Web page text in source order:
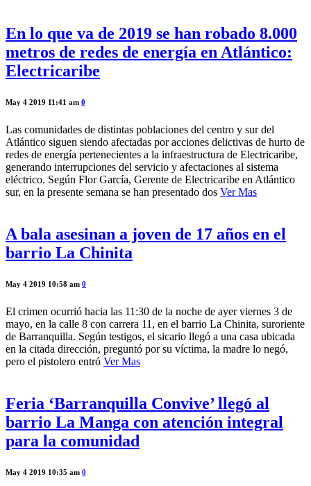
En lo que va de 2019 se han robado 8.000
metros de redes de energía en Atlántico:
Electricaribe
May 4 2019 11:41 am 0
Las comunidades de distintas poblaciones del centro y sur del
Atlántico siguen siendo afectadas por acciones delictivas de hurto de
redes de energía pertenecientes a la infraestructura de Electricaribe,
generando interrupciones del servicio y afectaciones al sistema
eléctrico. Según Flor García, Gerente de Electricaribe en Atlántico
sur, en la presente semana se han presentado dos Ver Mas
A bala asesinan a joven de 17 años en el
barrio La Chinita
May 4 2019 10:58 am 0
El crimen ocurrió hacia las 11:30 de la noche de ayer viernes 3 de
mayo, en la calle 8 con carrera 11, en el barrio La Chinita, suroriente
de Barranquilla. Según testigos, el sicario llegó a una casa ubicada
en la citada dirección, preguntó por su víctima, la madre lo negó,
pero el pistolero entró Ver Mas
Feria ‘Barranquilla Convive’ llegó al
barrio La Manga con atención integral
para la comunidad
May 4 2019 10:35 am 0